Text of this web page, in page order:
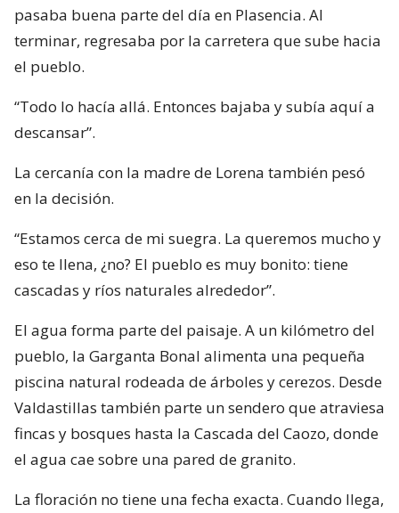
pasaba buena parte del día en Plasencia. Al
terminar, regresaba por la carretera que sube hacia
el pueblo.
“Todo lo hacía allá. Entonces bajaba y subía aquí a
descansar”.
La cercanía con la madre de Lorena también pesó
en la decisión.
“Estamos cerca de mi suegra. La queremos mucho y
eso te llena, ¿no? El pueblo es muy bonito: tiene
cascadas y ríos naturales alrededor”.
El agua forma parte del paisaje. A un kilómetro del
pueblo, la Garganta Bonal alimenta una pequeña
piscina natural rodeada de árboles y cerezos. Desde
Valdastillas también parte un sendero que atraviesa
fincas y bosques hasta la Cascada del Caozo, donde
el agua cae sobre una pared de granito.
La floración no tiene una fecha exacta. Cuando llega,